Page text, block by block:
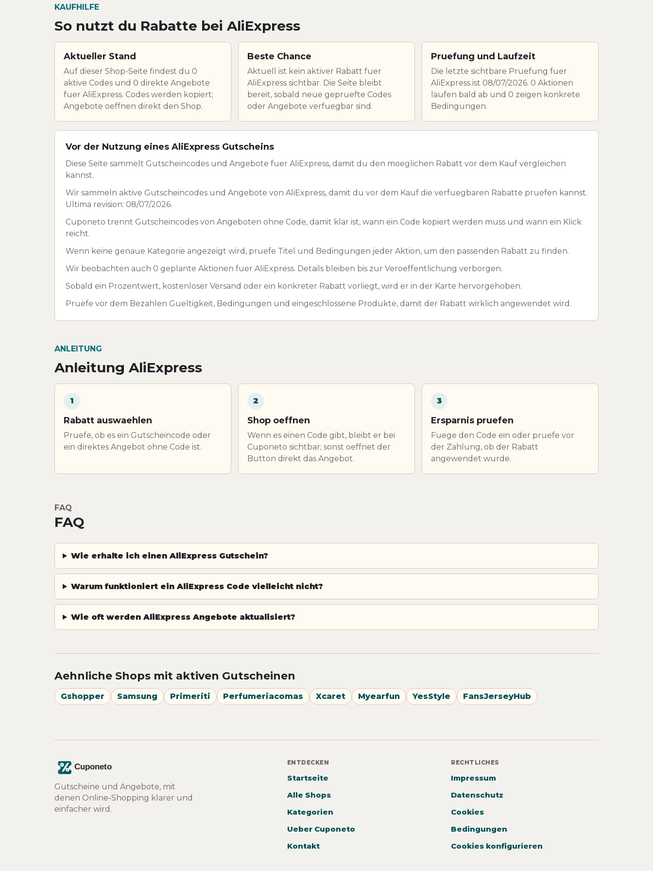
KAUFHILFE
So nutzt du Rabatte bei AliExpress
Aktueller Stand
Auf dieser Shop-Seite findest du 0
aktive Codes und 0 direkte Angebote
fuer AliExpress. Codes werden kopiert;
Angebote oeffnen direkt den Shop.
Beste Chance
Aktuell ist kein aktiver Rabatt fuer
AliExpress sichtbar. Die Seite bleibt
bereit, sobald neue gepruefte Codes
oder Angebote verfuegbar sind.
Pruefung und Laufzeit
Die letzte sichtbare Pruefung fuer
AliExpress ist 08/07/2026. 0 Aktionen
laufen bald ab und 0 zeigen konkrete
Bedingungen.
Vor der Nutzung eines AliExpress Gutscheins
Diese Seite sammelt Gutscheincodes und Angebote fuer AliExpress, damit du den moeglichen Rabatt vor dem Kauf vergleichen
kannst.
Wir sammeln aktive Gutscheincodes und Angebote von AliExpress, damit du vor dem Kauf die verfuegbaren Rabatte pruefen kannst.
Ultima revision: 08/07/2026.
Cuponeto trennt Gutscheincodes von Angeboten ohne Code, damit klar ist, wann ein Code kopiert werden muss und wann ein Klick
reicht.
Wenn keine genaue Kategorie angezeigt wird, pruefe Titel und Bedingungen jeder Aktion, um den passenden Rabatt zu finden.
Wir beobachten auch 0 geplante Aktionen fuer AliExpress. Details bleiben bis zur Veroeffentlichung verborgen.
Sobald ein Prozentwert, kostenloser Versand oder ein konkreter Rabatt vorliegt, wird er in der Karte hervorgehoben.
Pruefe vor dem Bezahlen Gueltigkeit, Bedingungen und eingeschlossene Produkte, damit der Rabatt wirklich angewendet wird.
ANLEITUNG
Anleitung AliExpress
1
Rabatt auswaehlen
Pruefe, ob es ein Gutscheincode oder
ein direktes Angebot ohne Code ist.
2
Shop oeffnen
Wenn es einen Code gibt, bleibt er bei
Cuponeto sichtbar; sonst oeffnet der
Button direkt das Angebot.
3
Ersparnis pruefen
Fuege den Code ein oder pruefe vor
der Zahlung, ob der Rabatt
angewendet wurde.
FAQ
FAQ
Wie erhalte ich einen AliExpress Gutschein?
Warum funktioniert ein AliExpress Code vielleicht nicht?
Wie oft werden AliExpress Angebote aktualisiert?
Aehnliche Shops mit aktiven Gutscheinen
Gshopper Samsung Primeriti Perfumeriacomas Xcaret Myearfun YesStyle FansJerseyHub
Gutscheine und Angebote, mit
denen Online-Shopping klarer und
einfacher wird.
ENTDECKEN
Startseite
Alle Shops
Kategorien
Ueber Cuponeto
Kontakt
RECHTLICHES
Impressum
Datenschutz
Cookies
Bedingungen
Cookies konfigurieren